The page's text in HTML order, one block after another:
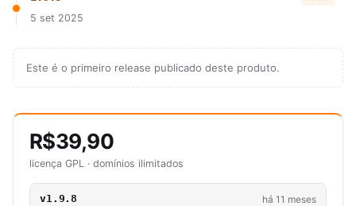
5 set 2025
Este é o primeiro release publicado deste produto.
R$39,90
licença GPL · domínios ilimitados
v1.9.8 há 11 meses